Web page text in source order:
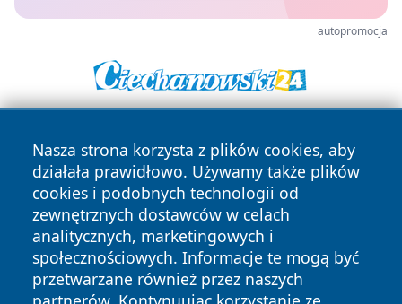
autopromocja
Nasza strona korzysta z plików cookies, aby
działała prawidłowo. Używamy także plików
cookies i podobnych technologii od
zewnętrznych dostawców w celach
analitycznych, marketingowych i
społecznościowych. Informacje te mogą być
przetwarzane również przez naszych
Copyright © 2026 faktyopole.pl Wszystkie prawa zastrzeżone.